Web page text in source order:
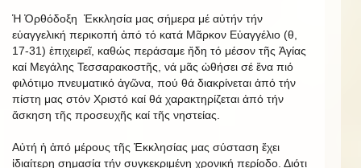
Ἡ Ὀρθόδοξη Ἐκκλησία μας σήμερα μέ αὐτήν τήν
εὐαγγελική περικοπή ἀπό τό κατά Μᾶρκον Εὐαγγέλιο (θ,
17-31) ἐπιχειρεῖ, καθώς περάσαμε ἤδη τό μέσον τῆς Ἁγίας
καί Μεγάλης Τεσσαρακοστῆς, νά μᾶς ὠθήσει σέ ἕνα πιό
φιλότιμο πνευματικό ἀγῶνα, πού θά διακρίνεται ἀπό τήν
πίστη μας στόν Χριστό καί θά χαρακτηρίζεται ἀπό τήν
ἄσκηση τῆς προσευχῆς καί τῆς νηστείας.
Αὐτή ἡ ἀπό μέρους τῆς Ἐκκλησίας μας σύσταση ἔχει
ἰδιαίτερη σημασία τήν συγκεκριμένη χρονική περίοδο. Διότι